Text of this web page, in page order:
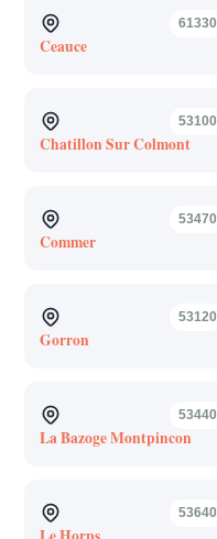
61330
Ceauce
53100
Chatillon Sur Colmont
53470
Commer
53120
Gorron
53440
La Bazoge Montpincon
53640